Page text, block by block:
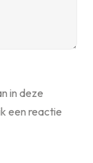
in deze
een reactie